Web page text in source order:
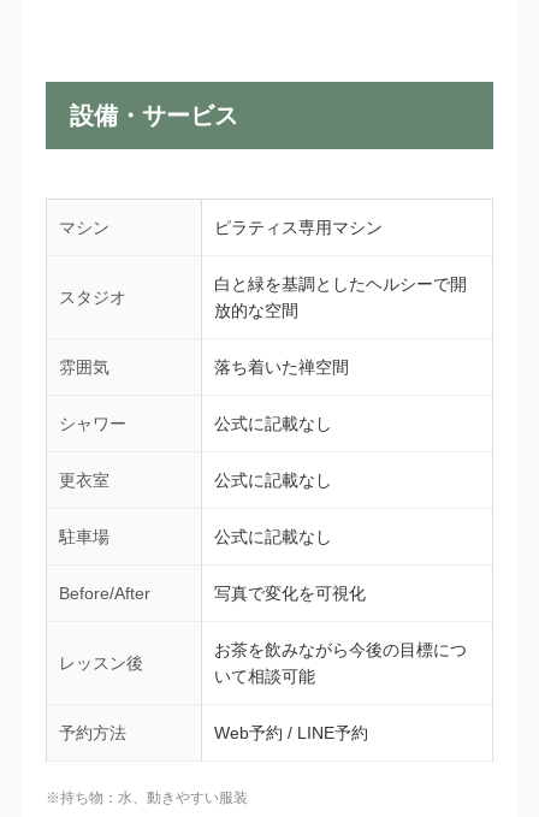
設備・サービス
マシン ピラティス専用マシン
スタジオ
白と緑を基調としたヘルシーで開
放的な空間
雰囲気 落ち着いた禅空間
シャワー 公式に記載なし
更衣室 公式に記載なし
駐車場 公式に記載なし
Before/After 写真で変化を可視化
レッスン後
お茶を飲みながら今後の目標につ
いて相談可能
予約方法 Web予約 / LINE予約
※持ち物：水、動きやすい服装